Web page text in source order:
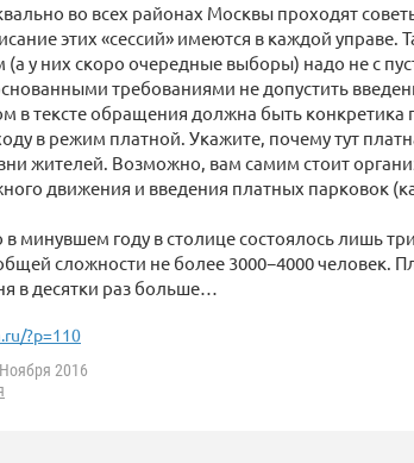
во всех районах Москвы проходят
этих «сессий» имеются в каждой управе.
у них скоро очередные выборы) надо не с
требованиями не допустить
в тексте обращения должна быть конкретика
в режим платной. Укажите, почему тут
жителей. Возможно, вам самим стоит
движения и введения платных парковок
в минувшем году в столице состоялось лишь
сложности не более 3000−4000 человек.
в десятки раз больше…
?p=110
2016